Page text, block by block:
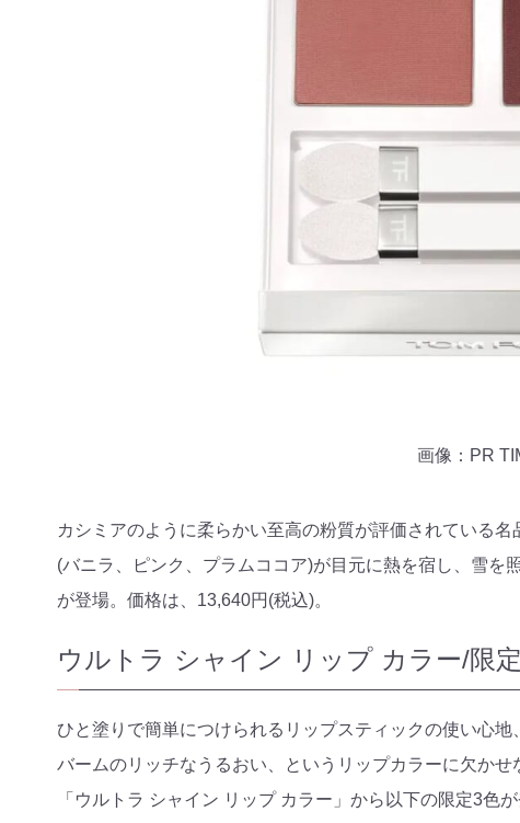
画像：PR
カシミアのように柔らかい至高の粉質が評価されている
(バニラ、ピンク、プラムココア)が目元に熱を宿し、雪を
が登場。価格は、13,640円(税込)。
ウルトラ シャイン リップ カラー/限
ひと塗りで簡単につけられるリップスティックの使い心
バームのリッチなうるおい、というリップカラーに欠か
「ウルトラ シャイン リップ カラー」から以下の限定3色